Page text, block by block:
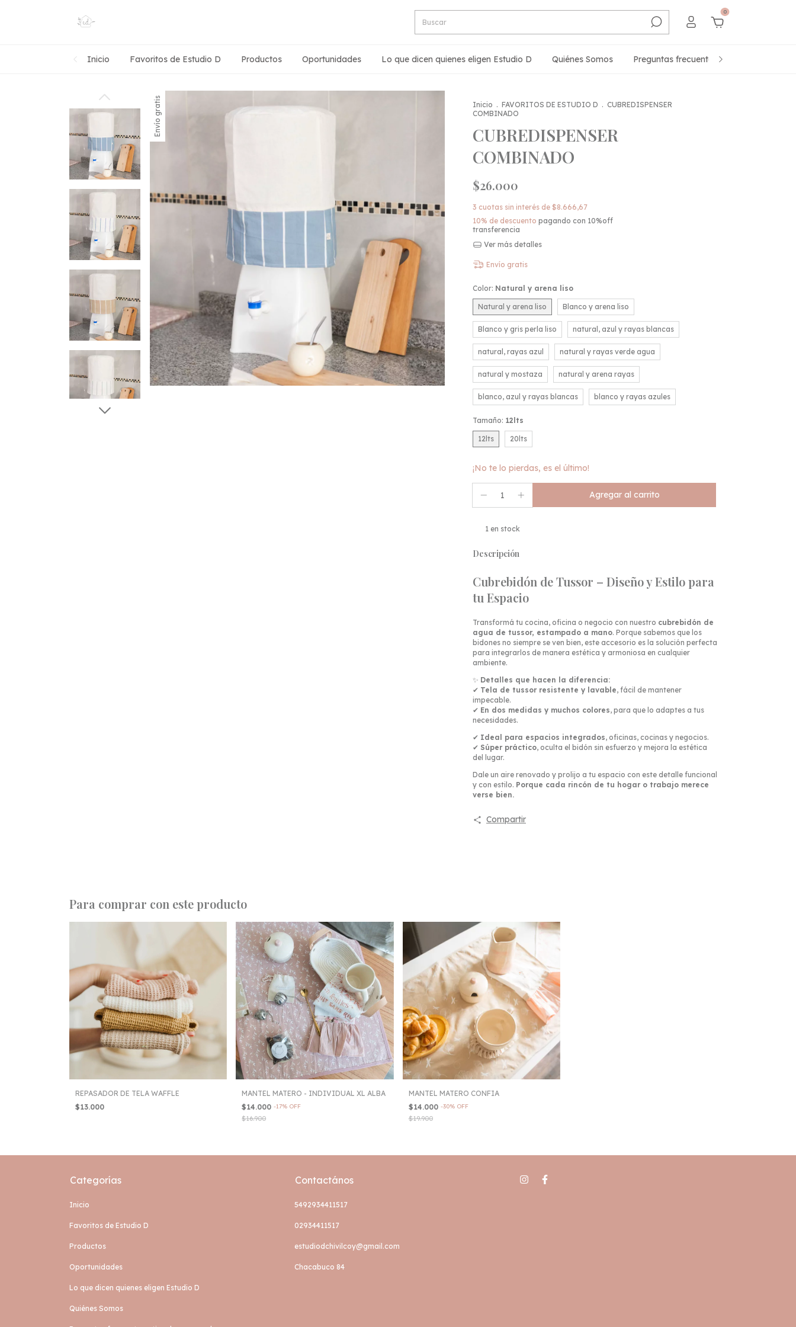
0
Inicio Favoritos de Estudio D Productos Oportunidades Lo que dicen quienes eligen Estudio D Quiénes Somos Preguntas frecuentes y tips de compra
Envío gratis Inicio . FAVORITOS DE ESTUDIO D . CUBREDISPENSER
COMBINADO
CUBREDISPENSER
COMBINADO
$26.000
3 cuotas sin interés de $8.666,67
10% de descuento pagando con 10%off
transferencia
Ver más detalles
Envío gratis
Color: Natural y arena liso
Natural y arena liso Blanco y arena liso
Blanco y gris perla liso natural, azul y rayas blancas
natural, rayas azul natural y rayas verde agua
natural y mostaza natural y arena rayas
blanco, azul y rayas blancas blanco y rayas azules
Tamaño: 12lts
12lts 20lts
¡No te lo pierdas, es el último!
1 en stock
Descripción
Cubrebidón de Tussor – Diseño y Estilo para
tu Espacio
Transformá tu cocina, oficina o negocio con nuestro cubrebidón de
agua de tussor, estampado a mano. Porque sabemos que los
bidones no siempre se ven bien, este accesorio es la solución perfecta
para integrarlos de manera estética y armoniosa en cualquier
ambiente.
✨ Detalles que hacen la diferencia:
✔ Tela de tussor resistente y lavable, fácil de mantener
impecable.
✔ En dos medidas y muchos colores, para que lo adaptes a tus
necesidades.
✔ Ideal para espacios integrados, oficinas, cocinas y negocios.
✔ Súper práctico, oculta el bidón sin esfuerzo y mejora la estética
del lugar.
Dale un aire renovado y prolijo a tu espacio con este detalle funcional
y con estilo. Porque cada rincón de tu hogar o trabajo merece
verse bien.
Compartir
Para comprar con este producto
REPASADOR DE TELA WAFFLE
$13.000
MANTEL MATERO - INDIVIDUAL XL ALBA
$14.000-17% OFF
$16.900
MANTEL MATERO CONFIA
$14.000 -30% OFF
$19.900
Categorías
Inicio
Favoritos de Estudio D
Productos
Oportunidades
Lo que dicen quienes eligen Estudio D
Quiénes Somos
Contactános
5492934411517
02934411517
estudiodchivilcoy@gmail.com
Chacabuco 84